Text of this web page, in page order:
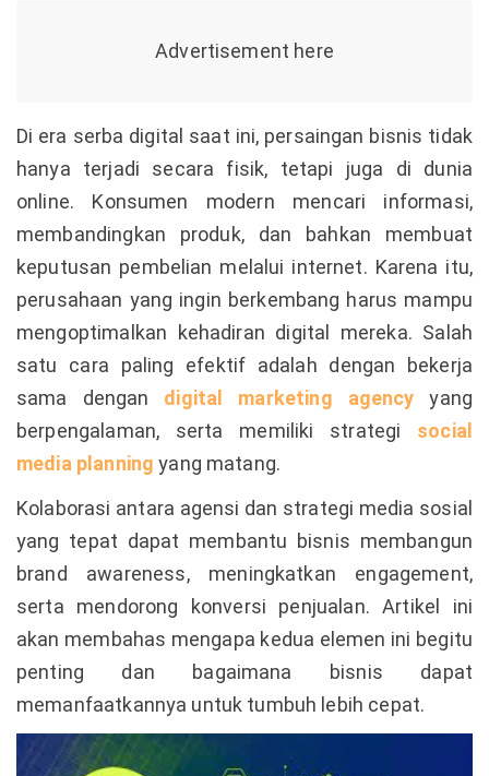
Di era serba digital saat ini, persaingan bisnis tidak
hanya terjadi secara fisik, tetapi juga di dunia
online. Konsumen modern mencari informasi,
membandingkan produk, dan bahkan membuat
keputusan pembelian melalui internet. Karena itu,
perusahaan yang ingin berkembang harus mampu
mengoptimalkan kehadiran digital mereka. Salah
satu cara paling efektif adalah dengan bekerja
sama dengan digital marketing agency yang
berpengalaman, serta memiliki strategi social
media planning yang matang.
Kolaborasi antara agensi dan strategi media sosial
yang tepat dapat membantu bisnis membangun
brand awareness, meningkatkan engagement,
serta mendorong konversi penjualan. Artikel ini
akan membahas mengapa kedua elemen ini begitu
penting dan bagaimana bisnis dapat
memanfaatkannya untuk tumbuh lebih cepat.